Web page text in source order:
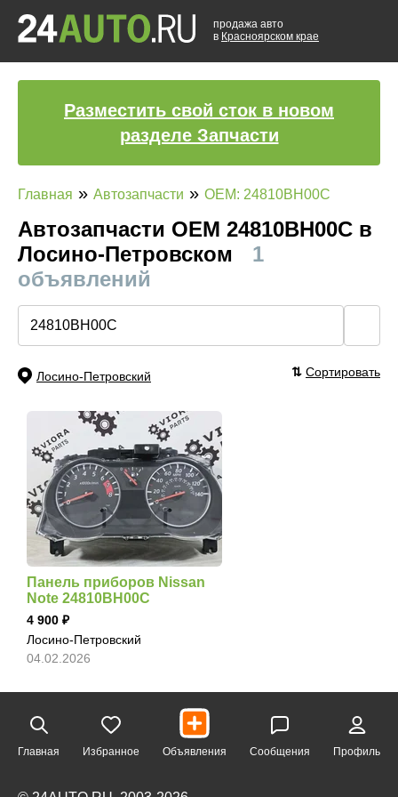
продажа авто
в Красноярском крае
Разместить свой сток в новом
разделе Запчасти
Главная » Автозапчасти » OEM: 24810BH00C
Автозапчасти ОЕМ 24810BH00C в
Лосино-Петровском
1
объявлений
Лосино-Петровский ⇅ Сортировать
Панель приборов Nissan
Note 24810BH00C
4 900
Лосино-Петровский
04.02.2026
Главная Избранное Объявления Сообщения Профиль